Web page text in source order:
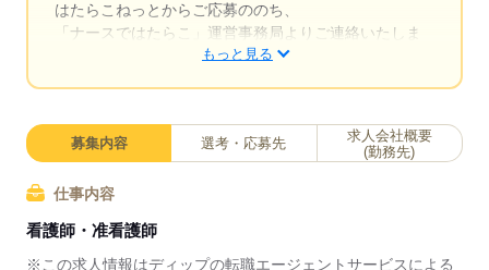
はたらこねっとからご応募ののち、
「ナースではたらこ」運営事務局よりご連絡いたしま
求職中の看護師さんの転職を専任の
キャリアアドバイザーが入職まで無料でサポートいた
日本最大級の求人情報の中からぴったりな求人をご紹
介。
もっと見る
募集内容 選考・応募先
求人会社概要
(勤務先)
仕事内容
看護師・准看護師
※この求人情報はディップの転職エージェントサービスによる